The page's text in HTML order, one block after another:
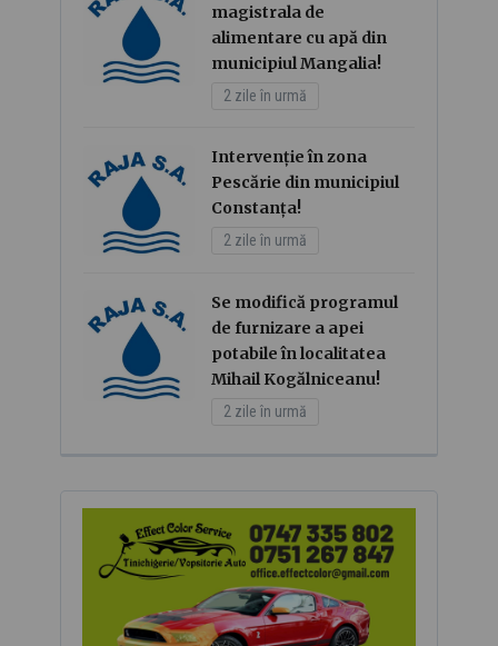
magistrala de
alimentare cu apă din
municipiul Mangalia!
2 zile în urmă
Intervenție în zona
Pescărie din municipiul
Constanța!
2 zile în urmă
Se modifică programul
de furnizare a apei
potabile în localitatea
Mihail Kogălniceanu!
2 zile în urmă